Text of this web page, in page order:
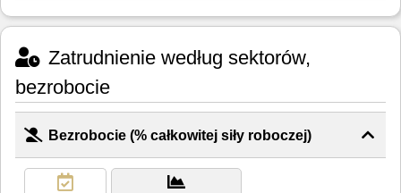
Zatrudnienie według sektorów,
bezrobocie
Bezrobocie (% całkowitej siły roboczej)